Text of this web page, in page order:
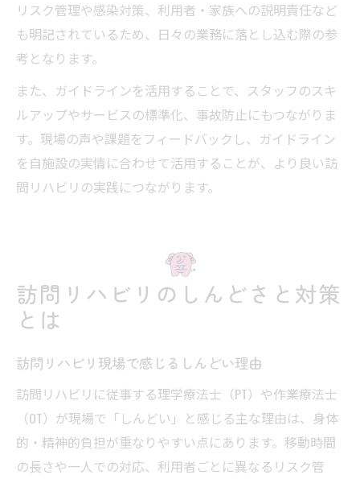
リスク管理や感染対策、利用者・家族への説明責任など
も明記されているため、日々の業務に落とし込む際の参
考となります。
また、ガイドラインを活用することで、スタッフのスキ
ルアップやサービスの標準化、事故防止にもつながりま
す。現場の声や課題をフィードバックし、ガイドライン
を自施設の実情に合わせて活用することが、より良い訪
問リハビリの実践につながります。
訪問リハビリのしんどさと対策
とは
訪問リハビリ現場で感じるしんどい理由
訪問リハビリに従事する理学療法士（PT）や作業療法士
（OT）が現場で「しんどい」と感じる主な理由は、身体
的・精神的負担が重なりやすい点にあります。移動時間
の長さや一人での対応、利用者ごとに異なるリスク管